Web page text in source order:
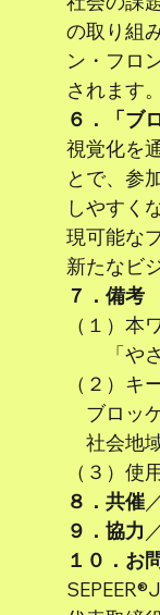
の取り組
ン・フロ
されます。
６．「ブ
視覚化を
とで、参
しやすく
現可能な
新たなビ
７．備考
（１）
「やさ
（２）キ
ブロッ
社会地
（３）
８．共催
９．協力
１０．お